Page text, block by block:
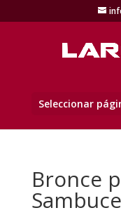
Seleccionar
Bronce